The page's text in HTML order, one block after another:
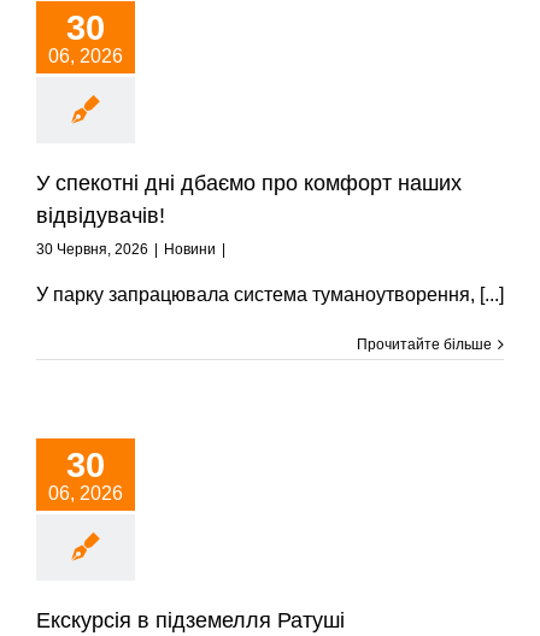
30
06, 2026
У спекотні дні дбаємо про комфорт наших
відвідувачів!
30 Червня, 2026 Новини
У парку запрацювала система туманоутворення, [...]
Прочитайте більше
30
06, 2026
Екскурсія в підземелля Ратуші